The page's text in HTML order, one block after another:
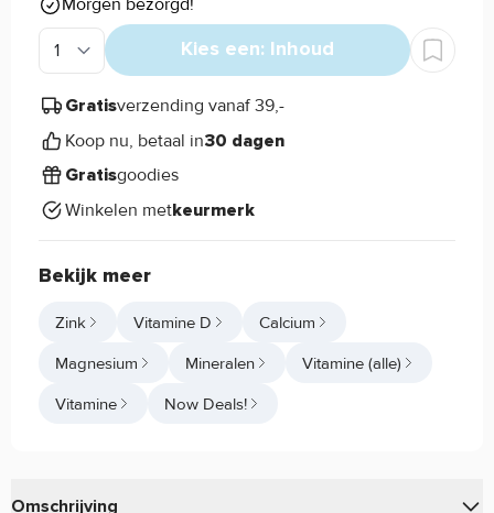
Kies een: Inhoud
Gratisverzending vanaf 39,-
Koop nu, betaal in30 dagen
Gratisgoodies
Winkelen metkeurmerk
Bekijk meer
Zink Vitamine D Calcium
Magnesium Mineralen Vitamine (alle)
Vitamine Now Deals!
Omschrijving